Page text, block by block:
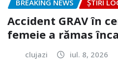
BREAKING NEWS ȘTIRI
Accident GRAV în
femeie a rămas
clujazi iul. 8, 2026